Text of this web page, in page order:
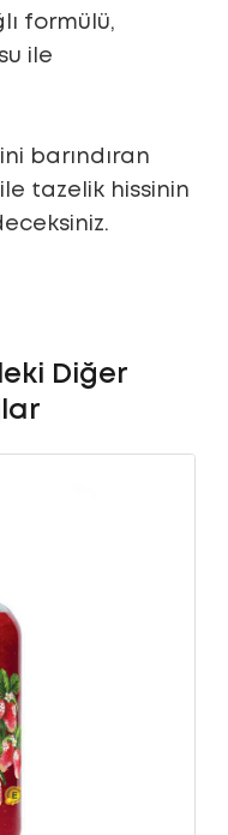
formülü,
ile
barındıran
tazelik hissinin
Diğer